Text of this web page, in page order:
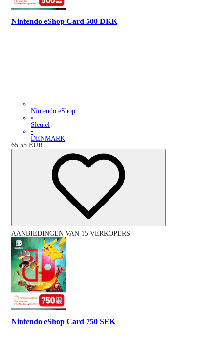
Nintendo eShop Card 500 DKK
Nintendo eShop
•
Sleutel
•
DENMARK
65.55 EUR
AANBIEDINGEN VAN 15 VERKOPERS
Nintendo eShop Card 750 SEK